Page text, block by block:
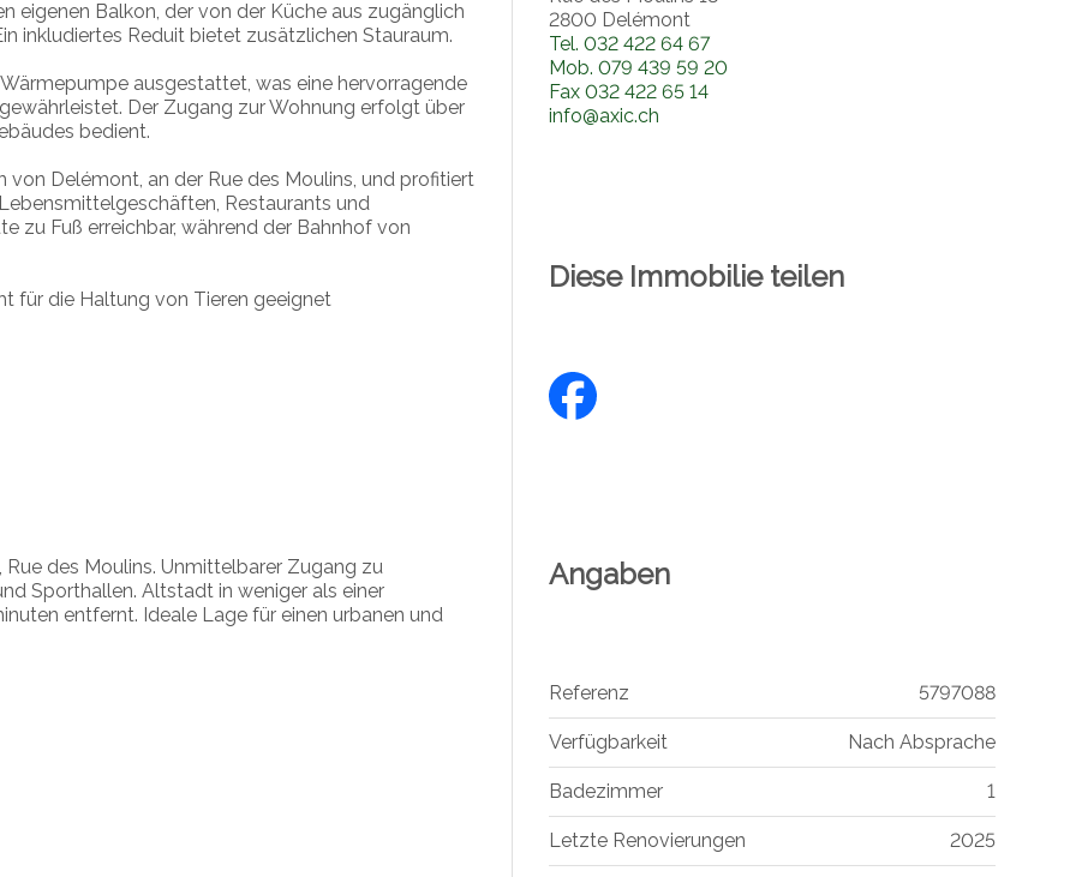
eigenen Balkon, der von der Küche aus zugänglich
inkludiertes Reduit bietet zusätzlichen Stauraum.
ausgestattet, was eine hervorragende
Der Zugang zur Wohnung erfolgt über
bedient.
Delémont, an der Rue des Moulins, und profitiert
Restaurants und
zu Fuß erreichbar, während der Bahnhof von
für die Haltung von Tieren geeignet
des Moulins. Unmittelbarer Zugang zu
Sporthallen. Altstadt in weniger als einer
entfernt. Ideale Lage für einen urbanen und
2800 Delémont
Tel. 032 422 64 67
Mob. 079 439 59 20
Fax 032 422 65 14
info@axic.ch
Diese Immobilie teilen
Angaben
Referenz 5797088
Verfügbarkeit Nach Absprache
Badezimmer 1
Letzte Renovierungen 2025